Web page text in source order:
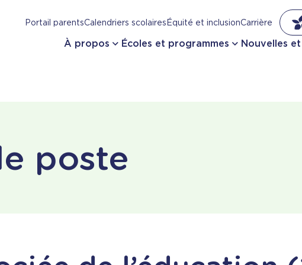
Portail parentsCalendriers scolairesÉquité et inclusionCarrière
À propos Écoles et programmes Nouvelles
poste